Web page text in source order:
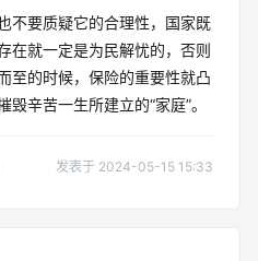
不要质疑它的合理性，国家既
在就一定是为民解忧的，否则
至的时候，保险的重要性就凸
辛苦一生所建立的“家庭”。
发表于 2024-05-15 15:33